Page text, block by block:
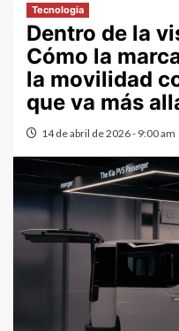
Tecnologia
Dentro de la
Cómo la
la movilidad
que va más
14 de abril de 2026 - 9:00 am